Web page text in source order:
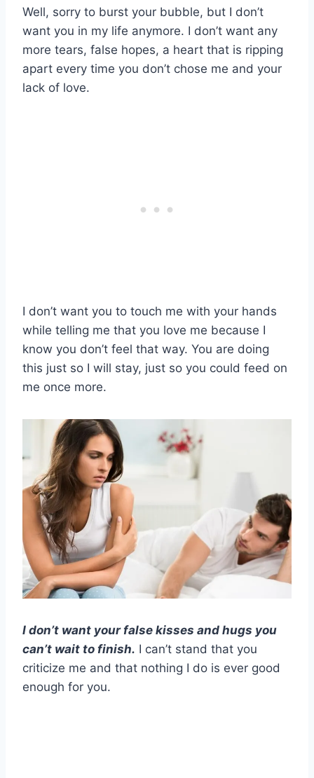
Well, sorry to burst your bubble, but I don’t
want you in my life anymore. I don’t want any
more tears, false hopes, a heart that is ripping
apart every time you don’t chose me and your
lack of love.
I don’t want you to touch me with your hands
while telling me that you love me because I
know you don’t feel that way. You are doing
this just so I will stay, just so you could feed on
me once more.
I don’t want your false kisses and hugs you
can’t wait to finish. I can’t stand that you
criticize me and that nothing I do is ever good
enough for you.